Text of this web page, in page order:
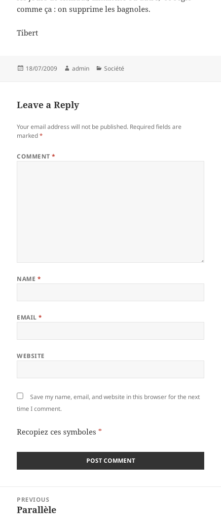
comme ça : on supprime les bagnoles.
Tibert
Posted
18/07/2009 Author
admin Categories
Société
Leave a Reply
Your email address will not be published. Required fields are
marked*
COMMENT*
NAME *
EMAIL*
WEBSITE
Save my name, email, and website in this browser for the next
time I comment.
Recopiez ces symboles *
navigation
PREVIOUS
Previous
Parallèle